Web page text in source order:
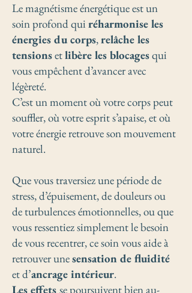
Le magnétisme énergétique est un
soin profond qui réharmonise les
énergies du corps,relâche les
tensionsetlibère les blocagesqui
vous empêchent d’avancer avec
légèreté.
C’est un moment où votre corps peut
souffler, où votre esprit s’apaise, et où
votre énergie retrouve son mouvement
naturel.
Que vous traversiez une période de
stress, d’épuisement, de douleurs ou
de turbulences émotionnelles, ou que
vous ressentiez simplement le besoin
de vous recentrer, ce soin vous aide à
retrouver unesensation de fluidité
et d’ancrage intérieur.
Les effets se poursuivent bien au-